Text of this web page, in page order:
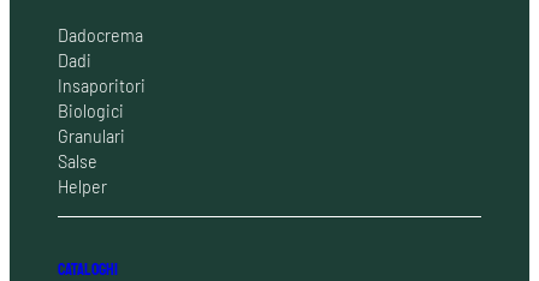
Dadocrema
Dadi
Insaporitori
Biologici
Granulari
Salse
Helper
CATALOGHI